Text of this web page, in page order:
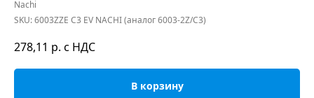
Nachi
SKU:6003ZZE C3 EV NACHI (аналог 6003-2Z/C3)
278,11 р. с НДС
В корзину